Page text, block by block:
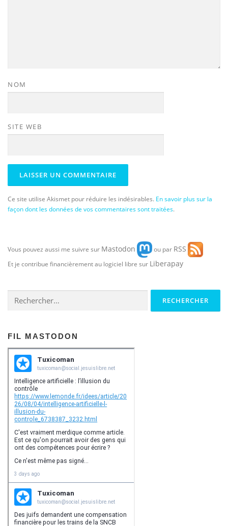
NOM
SITE WEB
Ce site utilise Akismet pour réduire les indésirables. En savoir plus sur la
façon dont les données de vos commentaires sont traitées.
Vous pouvez aussi me suivre sur Mastodon ou par RSS
Et je contribue financièrement au logiciel libre sur Liberapay
FIL MASTODON